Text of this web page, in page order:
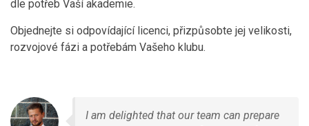
dle potřeb Vaší akademie.
Objednejte si odpovídající licenci, přizpůsobte jej velikosti,
rozvojové fázi a potřebám Vašeho klubu.
I am delighted that our team can prepare